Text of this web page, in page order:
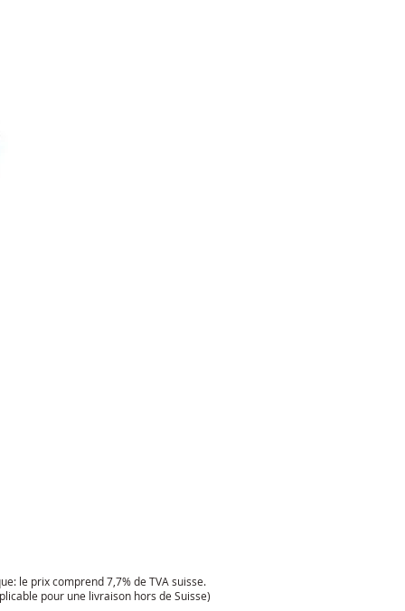
le prix comprend 7,7% de TVA suisse.
pour une livraison hors de Suisse)